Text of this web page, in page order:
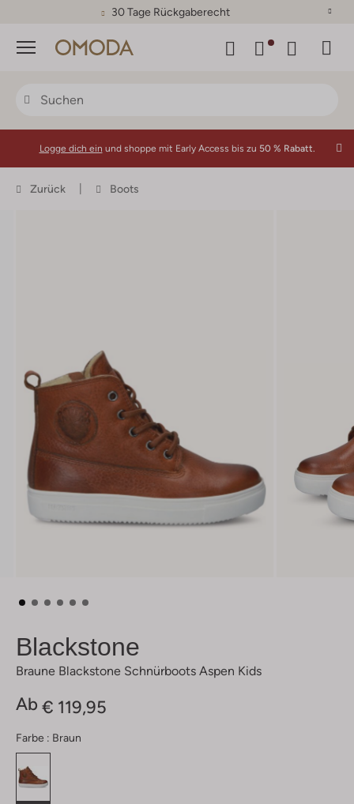
30 Tage Rückgaberecht
Menü
Logge dich ein und shoppe mit Early Access bis zu 50 % Rabatt.
Zurück Boots
Blackstone
Braune Blackstone Schnürboots Aspen Kids
Ab € 119,95
Farbe : Braun